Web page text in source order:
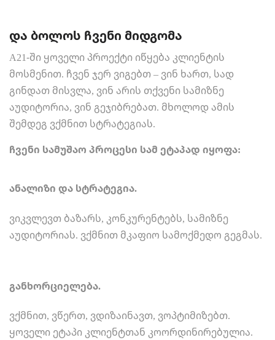
და ბოლოს ჩვენი მიდგომა
A21-ში ყოველი პროექტი იწყება კლიენტის
მოსმენით. ჩვენ ჯერ ვიგებთ – ვინ ხართ, სად
გინდათ მისვლა, ვინ არის თქვენი სამიზნე
აუდიტორია, ვინ გეჯიბრებათ. მხოლოდ ამის
შემდეგ ვქმნით სტრატეგიას.
ჩვენი სამუშაო პროცესი სამ ეტაპად იყოფა:
ანალიზი და სტრატეგია.
ვიკვლევთ ბაზარს, კონკურენტებს, სამიზნე
აუდიტორიას. ვქმნით მკაფიო სამოქმედო გეგმას.
განხორციელება.
ვქმნით, ვწერთ, ვდიზაინავთ, ვოპტიმიზებთ.
ყოველი ეტაპი კლიენტთან კოორდინირებულია.